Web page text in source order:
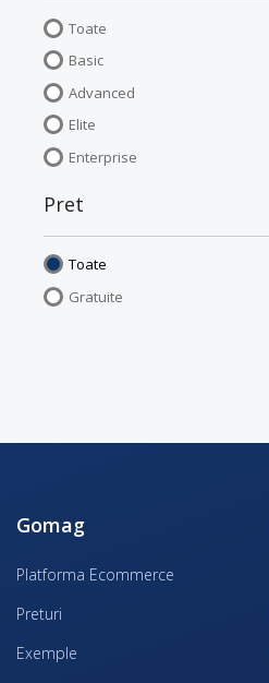
Toate
Basic
Advanced
Elite
Enterprise
Pret
Toate
Gratuite
Gomag
Platforma Ecommerce
Preturi
Exemple